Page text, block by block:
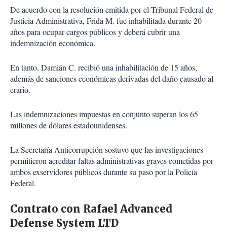
De acuerdo con la resolución emitida por el Tribunal Federal de
Justicia Administrativa, Frida M. fue inhabilitada durante 20
años para ocupar cargos públicos y deberá cubrir una
indemnización económica.
En tanto, Damián C. recibió una inhabilitación de 15 años,
además de sanciones económicas derivadas del daño causado al
erario.
Las indemnizaciones impuestas en conjunto superan los 65
millones de dólares estadounidenses.
La Secretaría Anticorrupción sostuvo que las investigaciones
permitieron acreditar faltas administrativas graves cometidas por
ambos exservidores públicos durante su paso por la Policía
Federal.
Contrato con Rafael Advanced
Defense System LTD